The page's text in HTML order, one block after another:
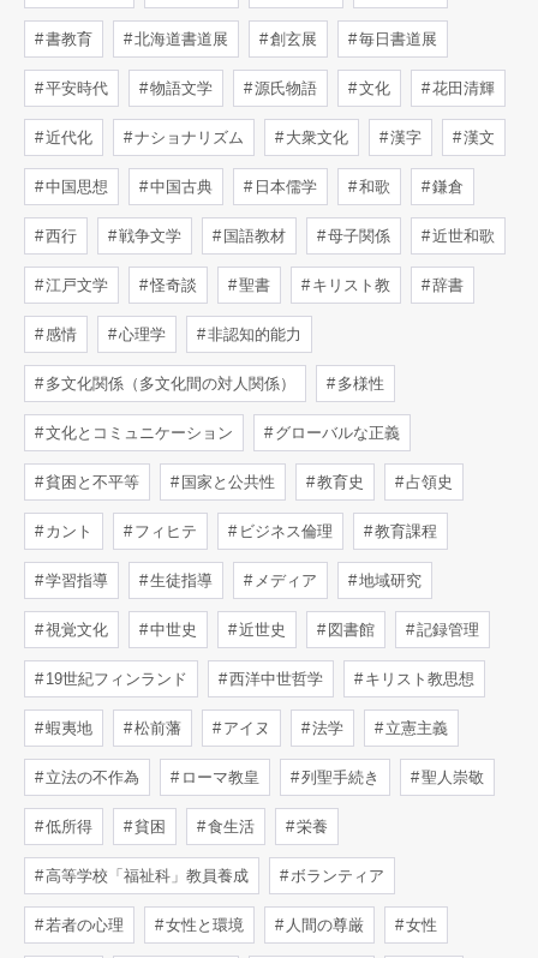
書教育 北海道書道展 創玄展 毎日書道展
平安時代 物語文学 源氏物語 文化 花田清輝
近代化 ナショナリズム 大衆文化 漢字 漢文
中国思想 中国古典 日本儒学 和歌 鎌倉
西行 戦争文学 国語教材 母子関係 近世和歌
江戸文学 怪奇談 聖書 キリスト教 辞書
感情 心理学 非認知的能力
多文化関係（多文化間の対人関係） 多様性
文化とコミュニケーション グローバルな正義
貧困と不平等 国家と公共性 教育史 占領史
カント フィヒテ ビジネス倫理 教育課程
学習指導 生徒指導 メディア 地域研究
視覚文化 中世史 近世史 図書館 記録管理
19世紀フィンランド 西洋中世哲学 キリスト教思想
蝦夷地 松前藩 アイヌ 法学 立憲主義
立法の不作為 ローマ教皇 列聖手続き 聖人崇敬
低所得 貧困 食生活 栄養
高等学校「福祉科」教員養成 ボランティア
若者の心理 女性と環境 人間の尊厳 女性